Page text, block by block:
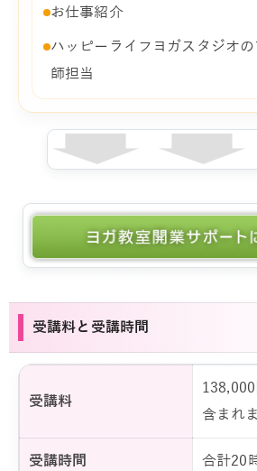
お仕事紹介
ハッピーライフヨガスタジオ
師担当
受講料と受講時間
受講料
含まれ
受講時間 合計20